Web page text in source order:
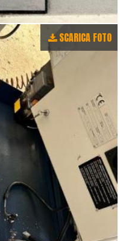
SCARICA FOTO